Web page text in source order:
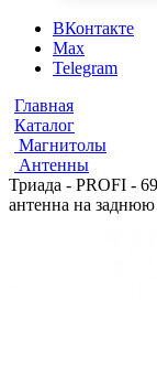
ВКонтакте
Max
Telegram
Главная
Каталог
Магнитолы
Антенны
Триада - PROFI -
антенна на заднюю